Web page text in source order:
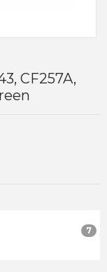
CF257A,
7